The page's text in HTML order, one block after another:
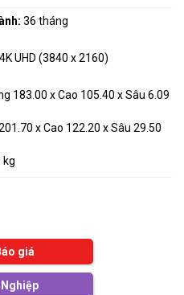
36 tháng
UHD (3840 x 2160)
183.00 x Cao 105.40 x Sâu 6.09
x Cao 122.20 x Sâu 29.50
kg
giá
Nghiệp